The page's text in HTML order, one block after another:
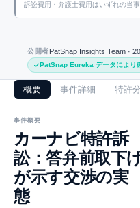
訴訟費用・弁護士費用はいずれの当
公開者PatSnap Insights Team ·
PatSnap Eureka データにより
概要 事件詳細 特許
事件概要
カーナビ特許訴
訟：答弁前取下
が示す交渉の実
態